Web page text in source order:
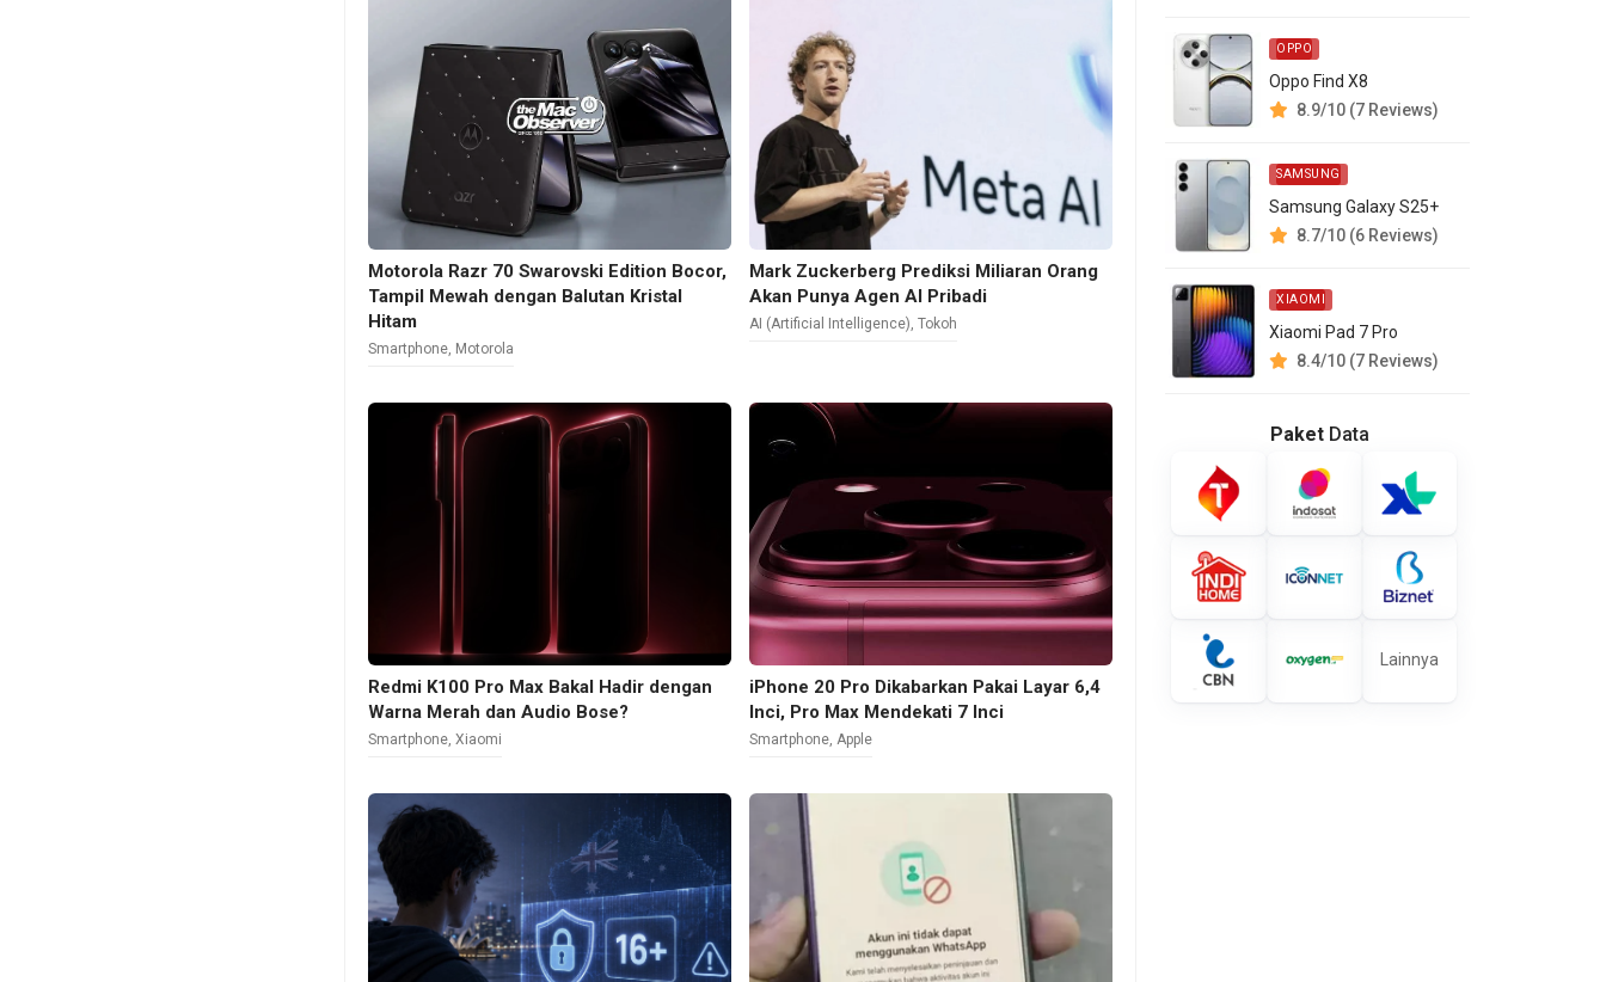
Motorola Razr 70 Swarovski Edition Bocor,
Tampil Mewah dengan Balutan Kristal
Hitam
Smartphone Motorola
Mark Zuckerberg Prediksi Miliaran Orang
Akan Punya Agen AI Pribadi
AI (Artificial Intelligence) ,Tokoh
Redmi K100 Pro Max Bakal Hadir dengan
Warna Merah dan Audio Bose?
Smartphone ,Xiaomi
iPhone 20 Pro Dikabarkan Pakai Layar 6,4
Inci, Pro Max Mendekati 7 Inci
Smartphone Apple
OPPO
Oppo Find X8
8.9/10 (7 Reviews)
SAMSUNG
Samsung Galaxy S25+
8.7/10 (6 Reviews)
XIAOMI
Xiaomi Pad 7 Pro
8.4/10 (7 Reviews)
Paket Data
Lainnya